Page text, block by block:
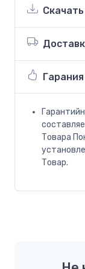
Скачать
Гарания
Товара
Товар.